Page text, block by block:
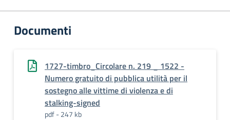
Documenti
1727-timbro_Circolare n. 219 _ 1522 -
Numero gratuito di pubblica utilità per il
sostegno alle vittime di violenza e di
stalking-signed
pdf - 247 kb